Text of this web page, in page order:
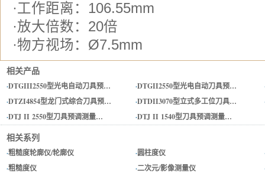
·工作距离：106.55mm
·放大倍数：20倍
·物方视场：Ø7.5mm
相关产品
·DTGIII2550型光电自动刀具预… ·DTGII2550型光电自动刀具预…
·DTZI4854型龙门式综合刀具预… ·DTDII3070型立式多工位刀具…
·DTJ II 2550型刀具预调测量… ·DTJ II 1540型刀具预调测量…
相关系列
·粗糙度轮廓仪/轮廓仪 ·圆柱度仪
·粗糙度仪 ·二次元/影像测量仪